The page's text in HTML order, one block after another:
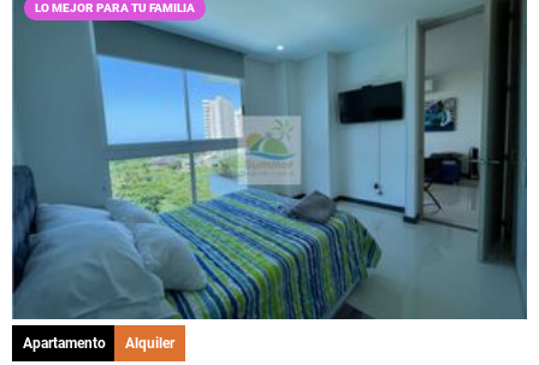
LO MEJOR PARA TU FAMILIA
Apartamento Alquiler